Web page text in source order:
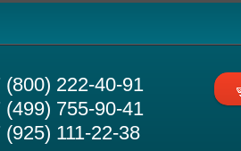
(800) 222-40-91
(499) 755-90-41
(925) 111-22-38